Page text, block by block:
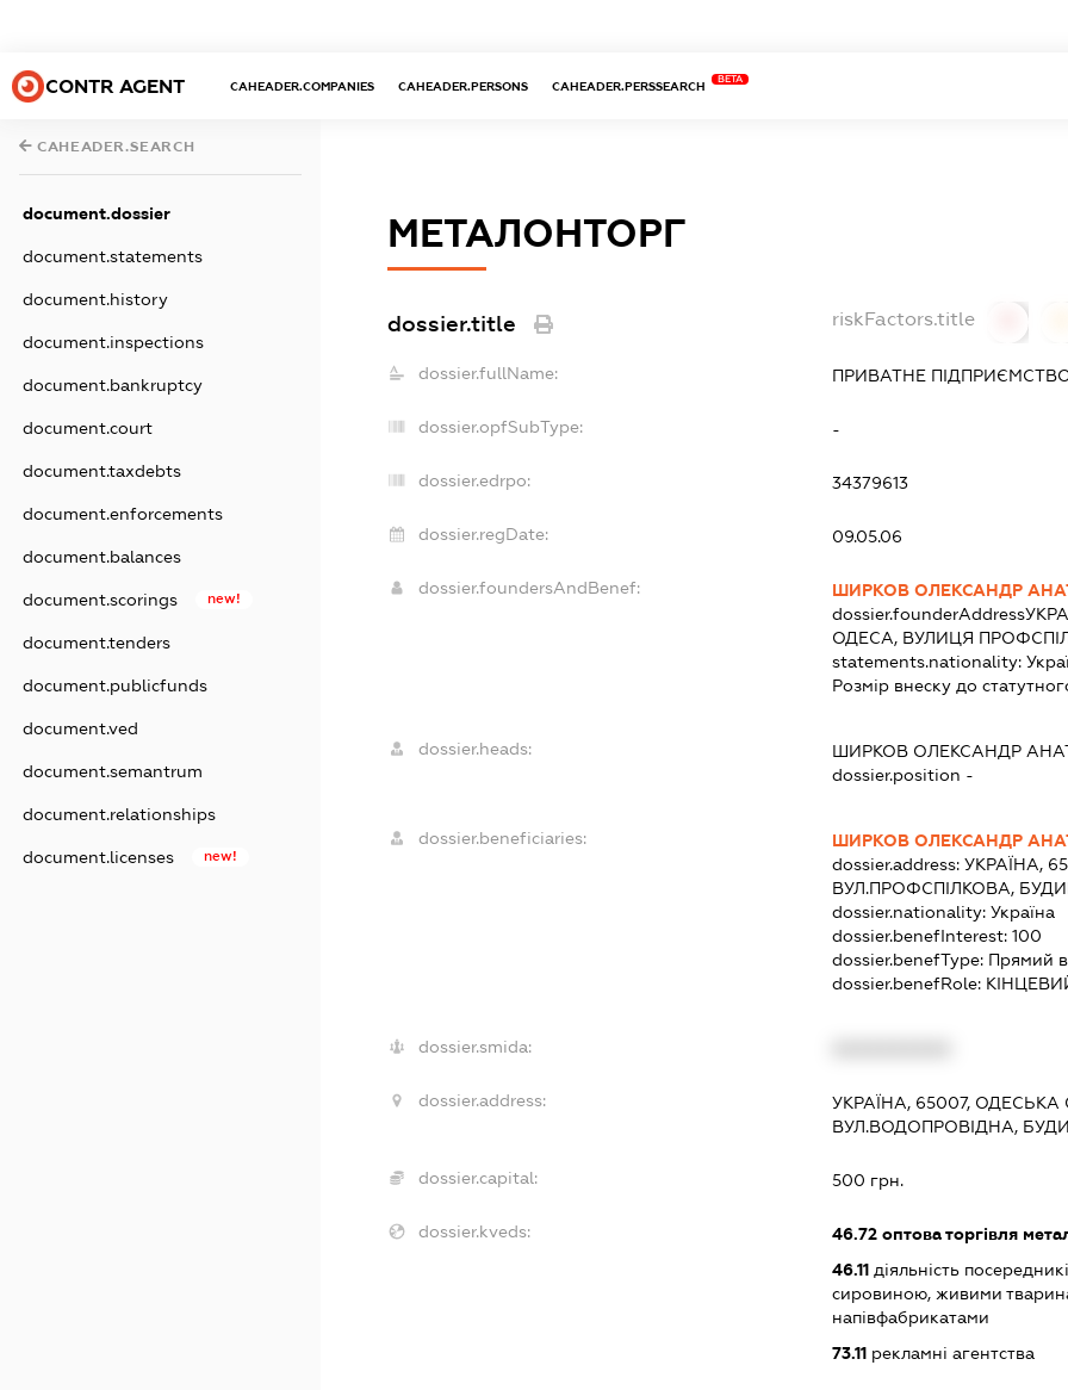
CONTR AGENT CAHEADER.COMPANIES CAHEADER.PERSONS CAHEADER.PERSSEARCH
BETA
CAHEADER.SEARCH
document.dossier
document.statements
document.history
document.inspections
document.bankruptcy
document.court
document.taxdebts
document.enforcements
document.balances
document.scorings new!
document.tenders
document.publicfunds
document.ved
document.semantrum
document.relationships
document.licenses new!
МЕТАЛОНТОРГ
dossier.title riskFactors.title
dossier.fullName: ПРИВАТНЕ
dossier.opfSubType: -
dossier.edrpo: 34379613
dossier.regDate: 09.05.06
dossier.foundersAndBenef:
ШИРКОВ ОЛЕКСАНДР
dossier.founderAddress
ОДЕСА, ВУЛИЦЯ
statements.nationality:
Розмір внеску до
dossier.heads: ШИРКОВ ОЛЕКСАНДР
dossier.position -
dossier.beneficiaries:
ШИРКОВ ОЛЕКСАНДР
dossier.address: УКРАЇНА,
ВУЛ.ПРОФСПІЛКОВА,
dossier.nationality: Україна
dossier.benefInterest: 100
dossier.benefType: Прямий
dossier.benefRole:
dossier.smida:
dossier.address:
УКРАЇНА, 65007,
ВУЛ.ВОДОПРОВІДНА,
dossier.capital: 500 грн.
dossier.kveds: 46.72оптова торгівля
46.11діяльність
сировиною, живими
напівфабрикатами
73.11рекламні агентства